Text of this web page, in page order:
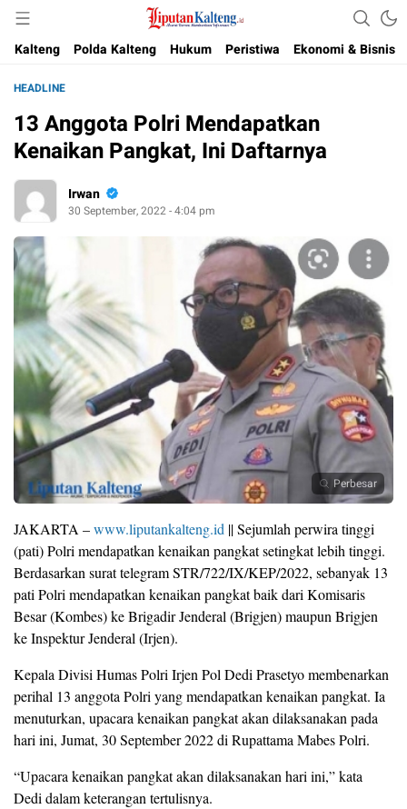
Liputan Kalteng
Akurat, Terpercaya & Independent
Kalteng
Polda Kalteng Hukum Peristiwa Ekonomi & Bisnis
HEADLINE
13 Anggota Polri Mendapatkan
Kenaikan Pangkat, Ini Daftarnya
Irwan
30 September, 2022 - 4:04 pm
Perbesar
JAKARTA –www.liputankalteng.id || Sejumlah perwira tinggi
(pati) Polri mendapatkan kenaikan pangkat setingkat lebih tinggi.
Berdasarkan surat telegram STR/722/IX/KEP/2022, sebanyak 13
pati Polri mendapatkan kenaikan pangkat baik dari Komisaris
Besar (Kombes) ke Brigadir Jenderal (Brigjen) maupun Brigjen
ke Inspektur Jenderal (Irjen).
Kepala Divisi Humas Polri Irjen Pol Dedi Prasetyo membenarkan
perihal 13 anggota Polri yang mendapatkan kenaikan pangkat. Ia
menuturkan, upacara kenaikan pangkat akan dilaksanakan pada
hari ini, Jumat, 30 September 2022 di Rupattama Mabes Polri.
“Upacara kenaikan pangkat akan dilaksanakan hari ini,” kata
Dedi dalam keterangan tertulisnya.